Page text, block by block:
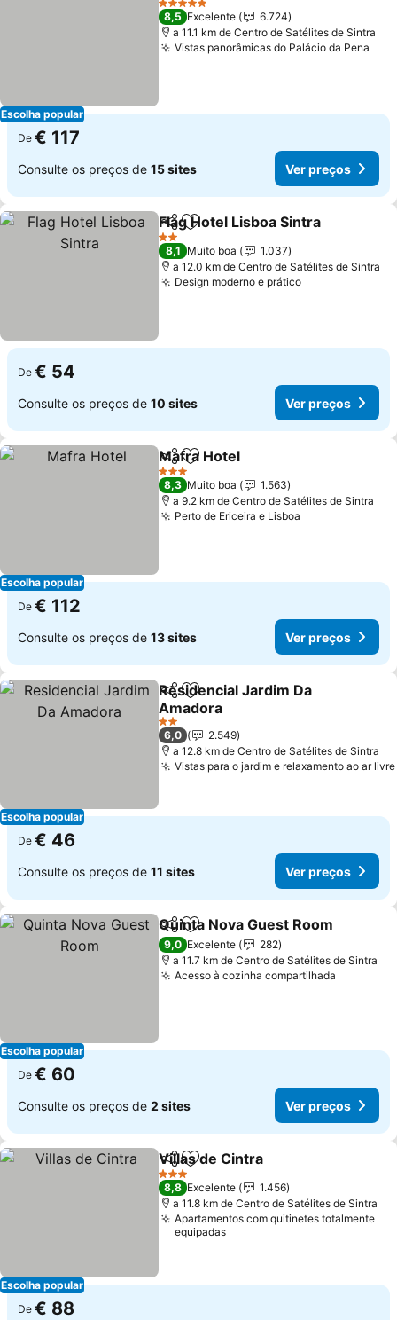
Escolha popular
5 Estrelas
8,5 Excelente
6.724
a 11.1 km de Centro de Satélites de Sintra
Vistas panorâmicas do Palácio da Pena
De € 117
Consulte os preços de 15 sites Ver preços
PartilharAdicionar aos favoritos
Flag Hotel Lisboa Sintra
2 Estrelas
8,1 Muito boa
1.037
a 12.0 km de Centro de Satélites de Sintra
Design moderno e prático
De € 54
Consulte os preços de 10 sites Ver preços
Escolha popular
PartilharAdicionar aos favoritos
Mafra Hotel
3 Estrelas
8,3 Muito boa
1.563
a 9.2 km de Centro de Satélites de Sintra
Perto de Ericeira e Lisboa
De € 112
Consulte os preços de 13 sites Ver preços
Escolha popular
PartilharAdicionar aos favoritos
Residencial Jardim Da
Amadora
2 Estrelas
6,0
2.549
a 12.8 km de Centro de Satélites de Sintra
Vistas para o jardim e relaxamento ao ar livre
De € 46
Consulte os preços de 11 sites Ver preços
Escolha popular
PartilharAdicionar aos favoritos
Quinta Nova Guest Room
9,0 Excelente
282
a 11.7 km de Centro de Satélites de Sintra
Acesso à cozinha compartilhada
De € 60
Consulte os preços de 2 sites Ver preços
Escolha popular
PartilharAdicionar aos favoritos
Villas de Cintra
3 Estrelas
8,8 Excelente
1.456
a 11.8 km de Centro de Satélites de Sintra
Apartamentos com quitinetes totalmente
equipadas
De € 88